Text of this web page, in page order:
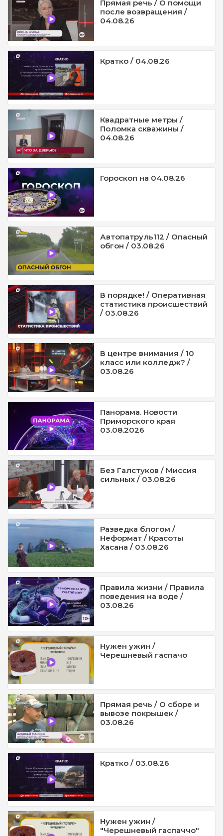
Прямая речь / О помощи
после возвращения /
04.08.26
Кратко / 04.08.26
Квадратные метры /
Поломка скважины /
04.08.26
Гороскоп на 04.08.26
Автопатруль112 / Опасный
обгон / 03.08.26
В порядке! / Оперативная
статистика происшествий
/ 03.08.26
В центре внимания / 10
класс или колледж? /
03.08.26
Панорама. Новости
Приморского края
03.08.2026
Без Галстуков / Миссия
сильных / 03.08.26
Разведка блогом /
Неформат / Красоты
Хасана / 03.08.26
Правила жизни / Правила
поведения на воде /
03.08.26
Нужен ужин /
Черешневый гаспачо
Прямая речь / О сборе и
вывозе покрышек /
03.08.26
Кратко / 03.08.26
Нужен ужин /
"Черешневый гаспаччо"